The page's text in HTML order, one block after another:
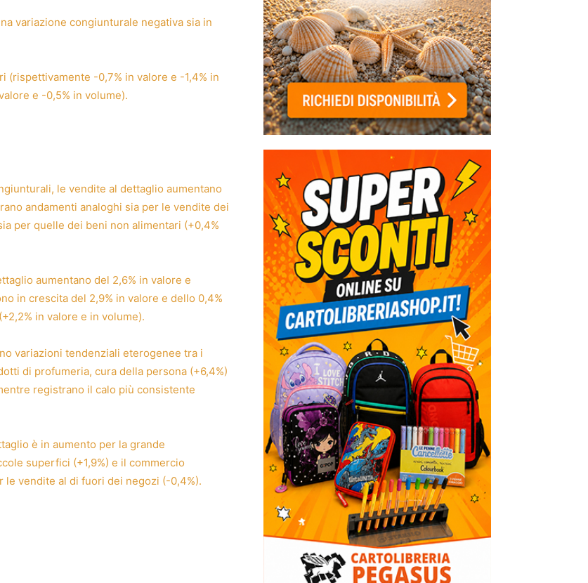
variazione congiunturale negativa sia in
(rispettivamente -0,7% in valore e -1,4% in
e -0,5% in volume).
le vendite al dettaglio aumentano
andamenti analoghi sia per le vendite dei
per quelle dei beni non alimentari (+0,4%
aumentano del 2,6% in valore e
in crescita del 2,9% in valore e dello 0,4%
in valore e in volume).
variazioni tendenziali eterogenee tra i
di profumeria, cura della persona (+6,4%)
registrano il calo più consistente
è in aumento per la grande
superfici (+1,9%) e il commercio
vendite al di fuori dei negozi (-0,4%).